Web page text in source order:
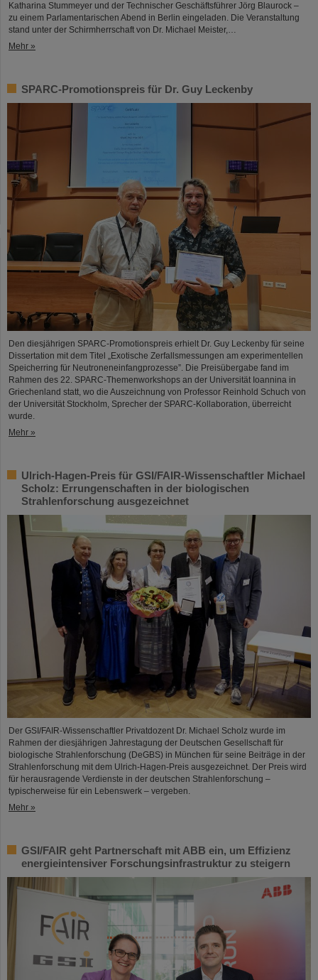
Katharina Stummeyer und der Technischer Geschäftsführer Jörg Blaurock –
zu einem Parlamentarischen Abend in Berlin eingeladen. Die Veranstaltung
stand unter der Schirmherrschaft von Dr. Michael Meister,…
Mehr »
SPARC-Promotionspreis für Dr. Guy Leckenby
Den diesjährigen SPARC-Promotionspreis erhielt Dr. Guy Leckenby für seine
Dissertation mit dem Titel „Exotische Zerfallsmessungen am experimentellen
Speicherring für Neutroneneinfangprozesse”. Die Preisübergabe fand im
Rahmen des 22. SPARC-Themenworkshops an der Universität Ioannina in
Griechenland statt, wo die Auszeichnung von Professor Reinhold Schuch von
der Universität Stockholm, Sprecher der SPARC-Kollaboration, überreicht
wurde.
Mehr »
Ulrich-Hagen-Preis für GSI/FAIR-Wissenschaftler Michael
Scholz: Errungenschaften in der biologischen
Strahlenforschung ausgezeichnet
Der GSI/FAIR-Wissenschaftler Privatdozent Dr. Michael Scholz wurde im
Rahmen der diesjährigen Jahrestagung der Deutschen Gesellschaft für
biologische Strahlenforschung (DeGBS) in München für seine Beiträge in der
Strahlenforschung mit dem Ulrich-Hagen-Preis ausgezeichnet. Der Preis wird
für herausragende Verdienste in der deutschen Strahlenforschung –
typischerweise für ein Lebenswerk – vergeben.
Mehr »
GSI/FAIR geht Partnerschaft mit ABB ein, um Effizienz
energieintensiver Forschungsinfrastruktur zu steigern